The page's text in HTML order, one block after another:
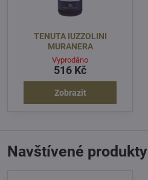
TENUTA IUZZOLINI
MURANERA
Vyprodáno
516 Kč
Zobrazit
Navštívené produkty